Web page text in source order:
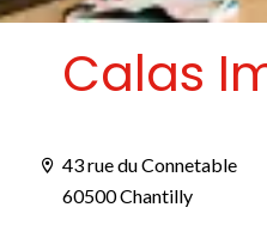
Calas
43 rue du Connetable
60500 Chantilly